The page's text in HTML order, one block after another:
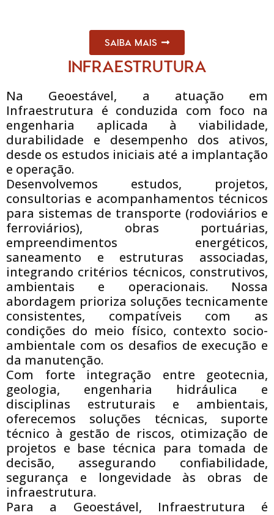
SAIBA MAIS
INFRAESTRUTURA
Na Geoestável, a atuação em
Infraestrutura é conduzida com foco na
engenharia aplicada à viabilidade,
durabilidade e desempenho dos ativos,
desde os estudos iniciais até a implantação
e operação.
Desenvolvemos estudos, projetos,
consultorias e acompanhamentos técnicos
para sistemas de transporte (rodoviários e
ferroviários), obras portuárias,
empreendimentos energéticos,
saneamento e estruturas associadas,
integrando critérios técnicos, construtivos,
ambientais e operacionais. Nossa
abordagem prioriza soluções tecnicamente
consistentes, compatíveis com as
condições do meio físico, contexto socio-
ambientale com os desafios de execução e
da manutenção.
Com forte integração entre geotecnia,
geologia, engenharia hidráulica e
disciplinas estruturais e ambientais,
oferecemos soluções técnicas, suporte
técnico à gestão de riscos, otimização de
projetos e base técnica para tomada de
decisão, assegurando confiabilidade,
segurança e longevidade às obras de
infraestrutura.
Para a Geoestável, Infraestrutura é